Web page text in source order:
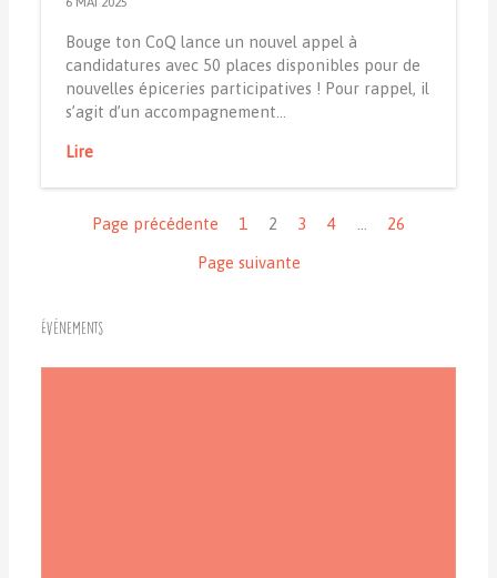
Bouge ton CoQ lance un nouvel appel à
candidatures avec 50 places disponibles pour de
nouvelles épiceries participatives ! Pour rappel, il
s’agit d’un accompagnement…
Lire
Page précédente
1 2 3 4 26
Page suivante
Événements